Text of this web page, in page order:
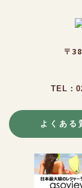
〒
TEL：
よくある